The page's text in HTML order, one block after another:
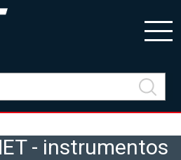
- instrumentos